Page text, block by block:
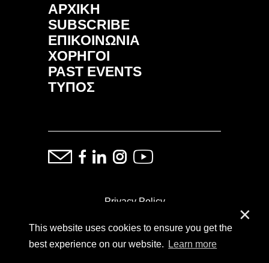
This website uses cookies to ensure you get the
best experience on our website.
Learn more
✕
ΑΡΧΙΚΗ
SUBSCRIBE
ΕΠΙΚΟΙΝΩΝΙΑ
ΧΟΡΗΓΟΙ
PAST EVENTS
ΤΥΠΟΣ
Privacy Policy
ⓒ Copyright: Demand Fairs & Media, 2014-2026